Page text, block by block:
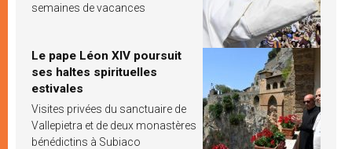
semaines de vacances
Le pape Léon XIV poursuit
ses haltes spirituelles
estivales
Visites privées du sanctuaire de
Vallepietra et de deux monastères
bénédictins à Subiaco